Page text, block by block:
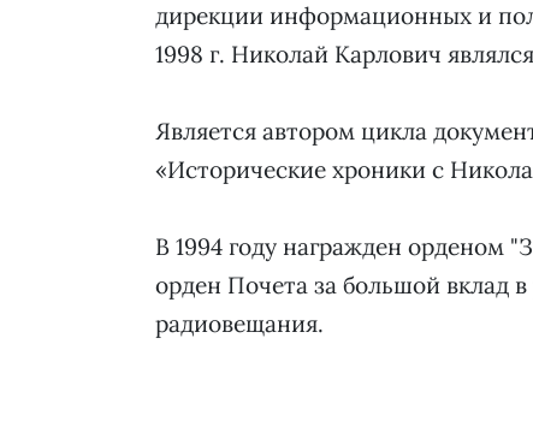
дирекции информационных и
1998 г. Николай Карлович
Является автором цикла
«Исторические хроники с
В 1994 году награжден орденом
орден Почета за большой вклад
радиовещания.